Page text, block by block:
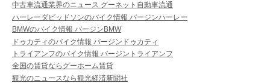
中古車流通業界のニュース グーネット自動車流通
ハーレーダビッドソンのバイク情報 バージンハーレー
BMWのバイク情報 バージンBMW
ドゥカティのバイク情報 バージンドゥカティ
トライアンフのバイク情報 バージントライアンフ
全国の賃貸ならグーホーム賃貸
観光のニュースなら観光経済新聞社